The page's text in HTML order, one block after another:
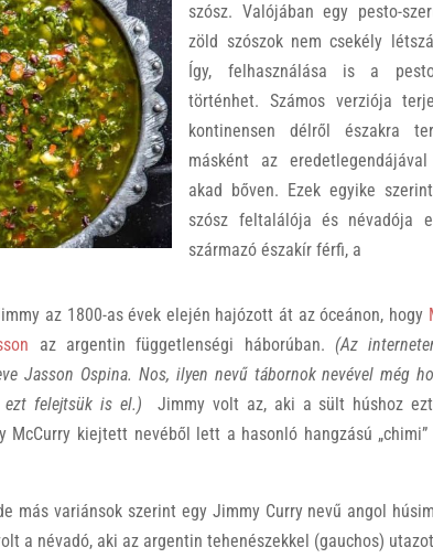
szósz. Valójában egy pesto-
zöld szószok nem csekély
Így, felhasználása is a
történhet. Számos verziója
kontinensen délről északra
másként az
akad bőven. Ezek egyike
szósz feltalálója és névadója
származó északír férfi, a
az 1800-as évek elején hajózott át az óceánon, hogy
az argentin függetlenségi háborúban. (Az
Jasson Ospina. Nos, ilyen nevű tábornok nevével még
ezt felejtsük is el.) Jimmy volt az, aki a sült húshoz
kiejtett nevéből lett a hasonló hangzású „chimi”
más variánsok szerint egy Jimmy Curry nevű angol
a névadó, aki az argentin tehenészekkel (gauchos)